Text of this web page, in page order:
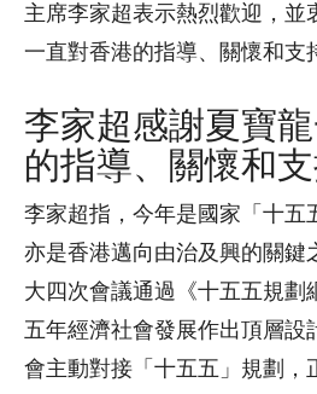
主席李家超表示熱烈歡迎，並
一直對香港的指導、關懷和支
李家超感謝夏寶
的指導、關懷和
李家超指，今年是國家「十五
亦是香港邁向由治及興的關鍵
大四次會議通過《十五五規劃
五年經濟社會發展作出頂層設
會主動對接「十五五」規劃，